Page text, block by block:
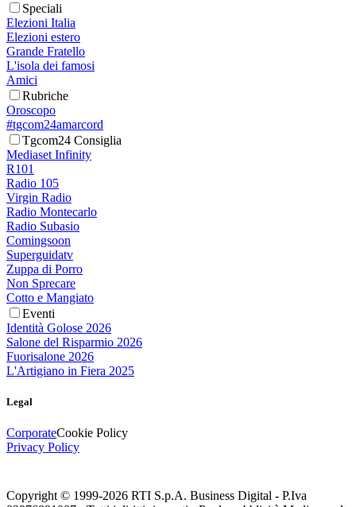
Speciali
Elezioni Italia
Elezioni estero
Grande Fratello
L'isola dei famosi
Amici
Rubriche
Oroscopo
#tgcom24amarcord
Tgcom24 Consiglia
Mediaset Infinity
R101
Radio 105
Virgin Radio
Radio Montecarlo
Radio Subasio
Comingsoon
Superguidatv
Zuppa di Porro
Non Sprecare
Cotto e Mangiato
Eventi
Identità Golose 2026
Salone del Risparmio 2026
Fuorisalone 2026
L'Artigiano in Fiera 2025
Legal
CorporateCookie Policy
Privacy Policy
Copyright © 1999-2026 RTI S.p.A. Business Digital - P.Iva